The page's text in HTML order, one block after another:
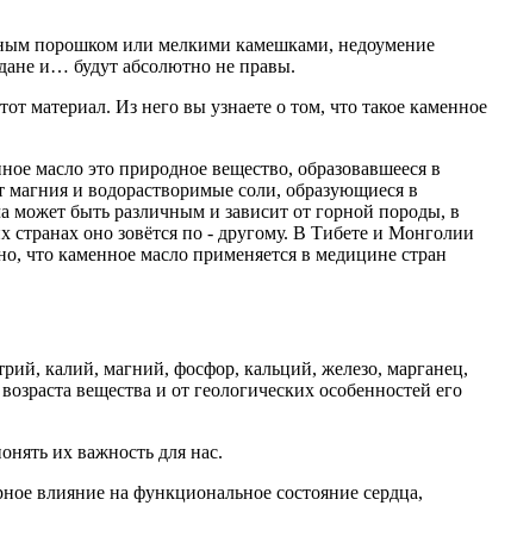
порошком или мелкими камешками, недоумение
и… будут абсолютно не правы.
материал. Из него вы узнаете о том, что такое каменное
масло это природное вещество, образовавшееся в
и водорастворимые соли, образующиеся в
может быть различным и зависит от горной породы, в
оно зовётся по - другому. В Тибете и Монголии
что каменное масло применяется в медицине стран
калий, магний, фосфор, кальций, железо, марганец,
вещества и от геологических особенностей его
их важность для нас.
влияние на функциональное состояние сердца,